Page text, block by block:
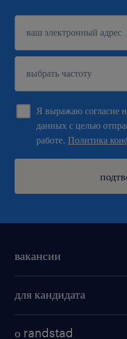
Я выражаю согласие
данных с целью
работе. Политика
вакансии
бонусы для работников
для кандидата
о randstad